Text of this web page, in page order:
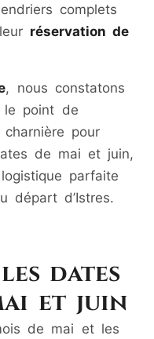
complets
réservation de
, nous constatons
point de
charnière pour
de mai et juin,
parfaite
départ d’Istres.
dates
et juin
de mai et les